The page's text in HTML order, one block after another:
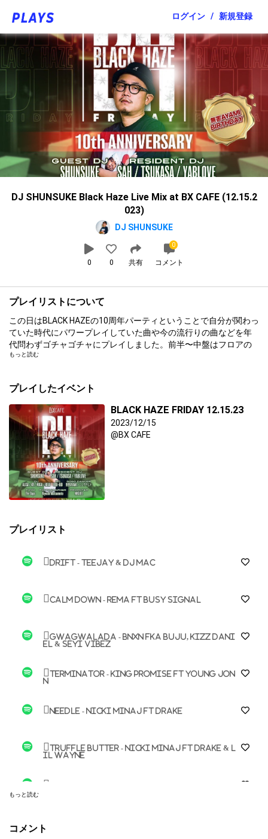
ログイン / 新規登録
DJ SHUNSUKE Black Haze Live Mix at BX CAFE (12.15.2
023)
DJ SHUNSUKE
0 0 共有
0
コメント
プレイリストについて
この日はBLACK HAZEの10周年パーティということで自分が関わっ
ていた時代にパワープレイしていた曲や今の流行りの曲などを年
代問わずゴチャゴチャにプレイしました。前半〜中盤はフロアの
状態にかなり波があり、強めの曲で引き止めつつフロアを作りな
BLACK HAZEは10年間、様々な角度からHIPHOPを提示してきたパ
ーティです。BX CAFEというラウンジ的な要素を持つ空間で今では
当たり前となったGOGOダンサーなどを取り入れた当時では異色と
も言える演出をしてきました。ブラックミュージックで感度の高
さに自信がある方は是非足をお運びください。間違いないパーテ
ィですので毎月第三金曜日はBX CAFEへ！
かく言う僕はゲスト出演でしたのでレギュラーではありません
が、いつも陰ながら応援しています。パーティしてくださった皆
さん、BLACK HAZE CREW,ありがとうございました！
もっと読む
プレイしたイベント
BLACK HAZE FRIDAY 12.15.23
2023/12/15
@BX CAFE
プレイリスト
Drift - Teejay & DJ Mac
Calm Down - Rema ft Busy Signal
GWAGWALADA - BNXN fka Buju, Kizz Dani
el & Seyi Vibez
Terminator - King Promise ft Young Jon
n
Needle - Nicki Minaj ft Drake
Truffle Butter - Nicki Minaj ft Drake & L
il Wayne
もっと読む
コメント